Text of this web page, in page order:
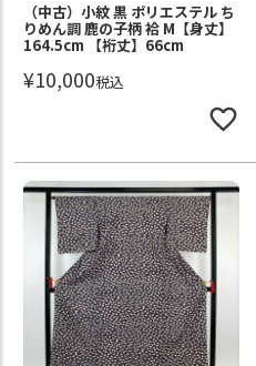
（中古）小紋 黒 ポリエステル ち
りめん調 鹿の子柄 袷 M【身丈】
164.5cm 【裄丈】66cm
¥10,000税込